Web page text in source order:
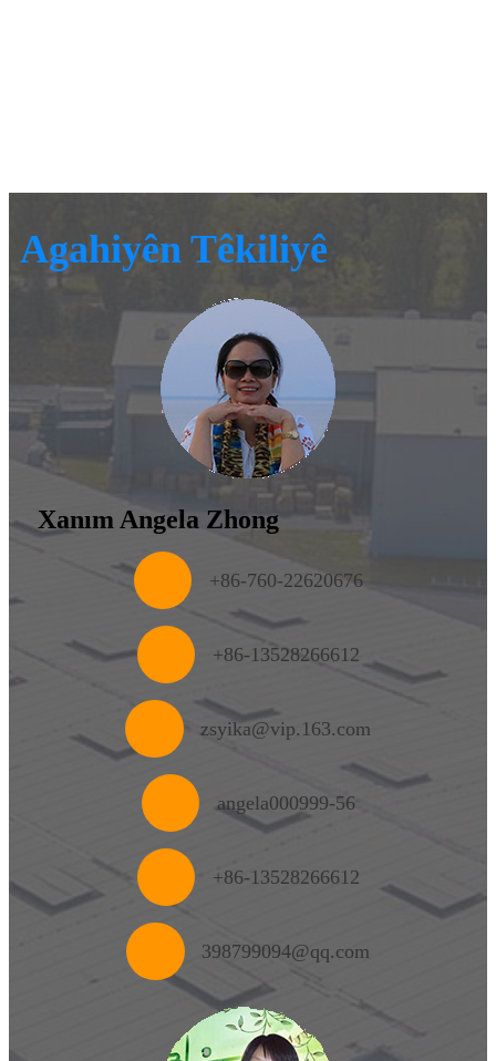
Agahiyên Têkiliyê
Xanım Angela Zhong
+86-760-22620676
+86-13528266612
zsyika@vip.163.com
angela000999-56
+86-13528266612
398799094@qq.com